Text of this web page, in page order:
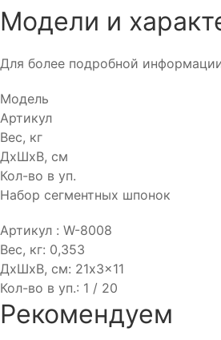
Модели и
Для более подробной
Модель
Артикул
Вес, кг
ДхШхВ, см
Кол-во в уп.
Набор сегментных шпонок
Артикул : W-8008
Вес, кг: 0,353
ДхШхВ, см: 21x3x11
Кол-во в уп.: 1 / 20
Рекомендуем